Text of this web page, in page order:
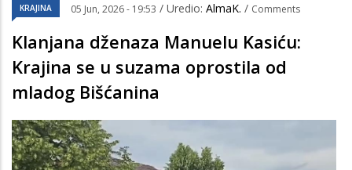
KRAJINA 05 Jun, 2026 - 19:53 / Uredio: AlmaK. / Comments
Klanjana dženaza Manuelu Kasiću:
Krajina se u suzama oprostila od
mladog Bišćanina